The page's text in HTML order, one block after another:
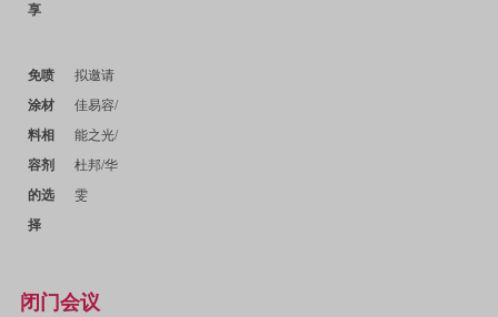
享
免喷
涂材
料相
容剂
的选
择
拟邀请
佳易容/
能之光/
杜邦/华
雯
闭门会议